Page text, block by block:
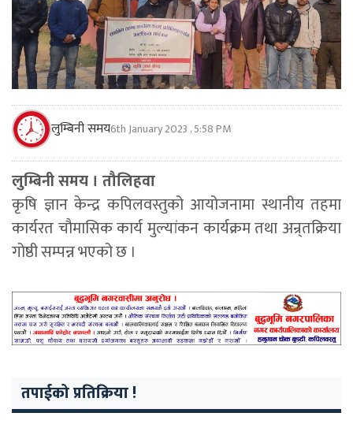
लुम्बिनी समय6th January 2023 , 5:58 PM
लुम्बिनी समय । तौलिहवा
कृषि ज्ञान केन्द्र कपिलवस्तुको आयोजनामा स्थानीय तहमा
कार्यरत चौमासिक कार्य मुल्यांकन कार्यक्रम तथा अन्र्तक्रिया
गोष्ठी सम्पन्न भएको छ ।
तपाईको प्रतिक्रिया !